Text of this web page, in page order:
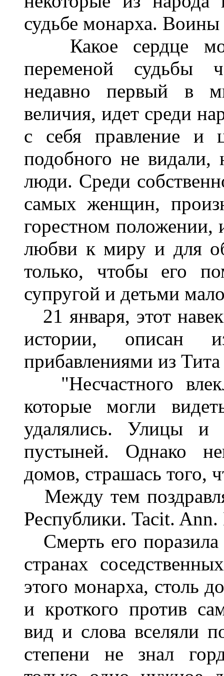
судьбе монарха.
Какое сердце
переменой судьбы
недавно первый в
величия, идет среди
с себя правление и
подобного не видали,
люди. Среди
самых женщин,
горестном положении,
любви к миру и для
только, чтобы его
супругой и детьми
21 января, этот
истории, описан
прибавлениями из
"Несчастного
которые могли
удалялись. Улицы и
пустыней. Однако
домов, страшась того,
Между тем
Республики. Tacit.
Смерть его
странах
этого монарха, столь
и кроткого против
вид и слова вселяли
степени не знал